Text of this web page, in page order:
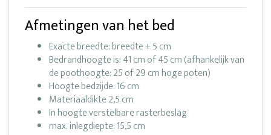
Afmetingen van het bed
Exacte breedte: breedte + 5 cm
Bedrandhoogte is: 41 cm of 45 cm (afhankelijk van
de poothoogte: 25 of 29 cm hoge poten)
Hoogte bedzijde: 16 cm
Materiaaldikte 2,5 cm
In hoogte verstelbare rasterbeslag
max. inlegdiepte: 15,5 cm